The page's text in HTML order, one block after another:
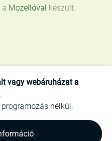
a Mozellóval készült.
vagy webáruházat a
programozás nélkül.